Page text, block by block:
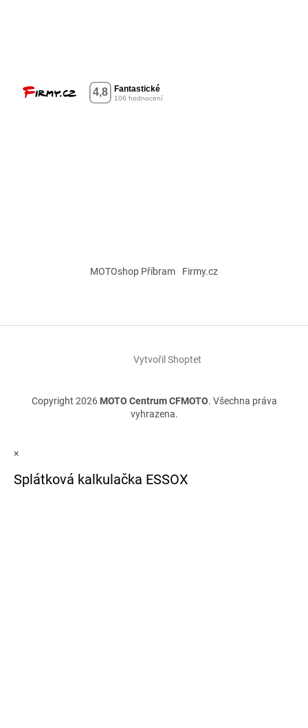
MOTOshop Příbram Firmy.cz
Vytvořil Shoptet
Copyright 2026 MOTO Centrum CFMOTO. Všechna práva
vyhrazena.
×
Splátková kalkulačka ESSOX